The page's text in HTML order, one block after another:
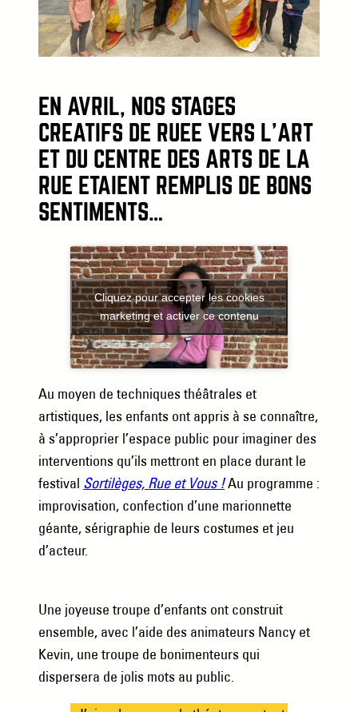
EN AVRIL, NOS STAGES
CRÉATIFS DE RUÉE VERS L’ART
ET DU CENTRE DES ARTS DE LA
RUE ÉTAIENT REMPLIS DE BONS
SENTIMENTS…
Cliquez pour accepter les cookies
marketing et activer ce contenu
Au moyen de techniques théâtrales et
artistiques, les enfants ont appris à se connaître,
à s’approprier l’espace public pour imaginer des
interventions qu’ils mettront en place durant le
festival Sortilèges, Rue et Vous !Au programme :
improvisation, confection d’une marionnette
géante, sérigraphie de leurs costumes et jeu
d’acteur.
Une joyeuse troupe d’enfants ont construit
ensemble, avec l’aide des animateurs Nancy et
Kevin, une troupe de bonimenteurs qui
dispersera de jolis mots au public.